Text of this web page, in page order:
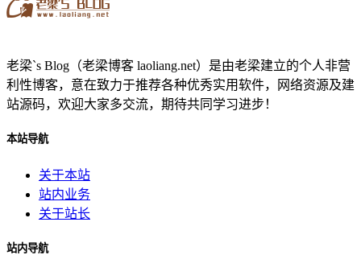
老梁`s Blog（老梁博客 laoliang.net）是由老梁建立的个人非营
利性博客，意在致力于推荐各种优秀实用软件，网络资源及建
站源码，欢迎大家多交流，期待共同学习进步！
本站导航
关于本站
站内业务
关于站长
站内导航